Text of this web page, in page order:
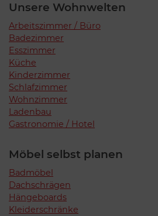
Unsere Wohnwelten
Arbeitszimmer / Büro
Badezimmer
Esszimmer
Küche
Kinderzimmer
Schlafzimmer
Wohnzimmer
Ladenbau
Gastronomie / Hotel
Möbel selbst planen
Badmöbel
Dachschrägen
Hängeboards
Kleiderschränke